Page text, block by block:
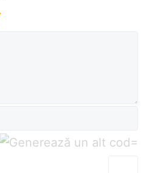
=